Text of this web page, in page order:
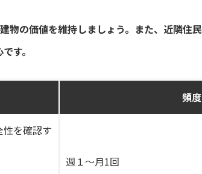
物の価値を維持しましょう。また、近隣住
す。
頻度
を確認す
週１～月1回